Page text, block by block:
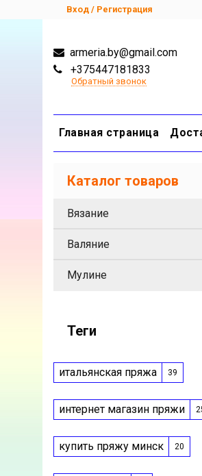
Вход / Регистрация
armeria.by@gmail.com
+375447181833
Обратный звонок
Главная страница
Каталог товаров
Вязание
Валяние
Мулине
Теги
итальянская пряжа 39
интернет магазин пряжи
купить пряжу минск 20